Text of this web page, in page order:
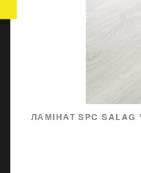
ЛАМІНАТ SPC